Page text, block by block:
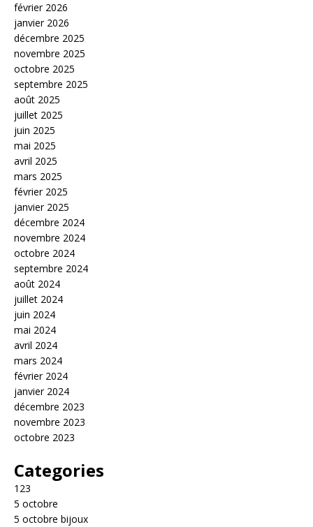
février 2026
janvier 2026
décembre 2025
novembre 2025
octobre 2025
septembre 2025
août 2025
juillet 2025
juin 2025
mai 2025
avril 2025
mars 2025
février 2025
janvier 2025
décembre 2024
novembre 2024
octobre 2024
septembre 2024
août 2024
juillet 2024
juin 2024
mai 2024
avril 2024
mars 2024
février 2024
janvier 2024
décembre 2023
novembre 2023
octobre 2023
Categories
123
5 octobre
5 octobre bijoux